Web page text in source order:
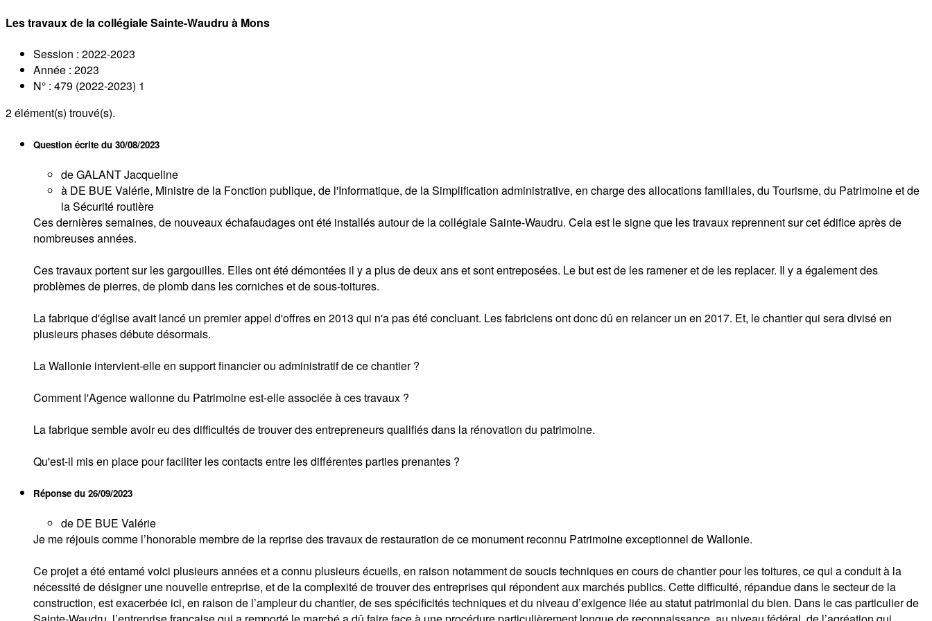
Les travaux de la collégiale Sainte-Waudru à Mons
Session : 2022-2023
Année : 2023
N° : 479 (2022-2023) 1
2élément(s) trouvé(s).
Question écrite du 30/08/2023
de GALANT Jacqueline
à DE BUE Valérie, Ministre de la Fonction publique, de l'Informatique, de la Simplification administrative, en charge des allocations familiales, du Tourisme, du Patrimoine et de
la Sécurité routière
Ces dernières semaines, de nouveaux échafaudages ont été installés autour de la collégiale Sainte-Waudru. Cela est le signe que les travaux reprennent sur cet édifice après de
nombreuses années.
Ces travaux portent sur les gargouilles. Elles ont été démontées il y a plus de deux ans et sont entreposées. Le but est de les ramener et de les replacer. Il y a également des
problèmes de pierres, de plomb dans les corniches et de sous-toitures.
La fabrique d'église avait lancé un premier appel d'offres en 2013 qui n'a pas été concluant. Les fabriciens ont donc dû en relancer un en 2017. Et, le chantier qui sera divisé en
plusieurs phases débute désormais.
La Wallonie intervient-elle en support financier ou administratif de ce chantier ?
Comment l'Agence wallonne du Patrimoine est-elle associée à ces travaux ?
La fabrique semble avoir eu des difficultés de trouver des entrepreneurs qualifiés dans la rénovation du patrimoine.
Qu'est-il mis en place pour faciliter les contacts entre les différentes parties prenantes ?
Réponse du 26/09/2023
de DE BUE Valérie
Je me réjouis comme l’honorable membre de la reprise des travaux de restauration de ce monument reconnu Patrimoine exceptionnel de Wallonie.
Ce projet a été entamé voici plusieurs années et a connu plusieurs écueils, en raison notamment de soucis techniques en cours de chantier pour les toitures, ce qui a conduit à la
nécessité de désigner une nouvelle entreprise, et de la complexité de trouver des entreprises qui répondent aux marchés publics. Cette difficulté, répandue dans le secteur de la
construction, est exacerbée ici, en raison de l’ampleur du chantier, de ses spécificités techniques et du niveau d’exigence liée au statut patrimonial du bien. Dans le cas particulier de